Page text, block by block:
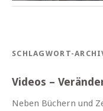
SCHLAGWORT-
Videos –
Neben Büchern und